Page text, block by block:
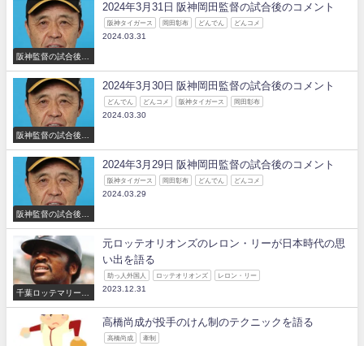
阪神監督の試合後の
2024年3月31日 阪神岡田監督の試合後のコメント
阪神タイガース 岡田彰布 どんでん どんコメ
2024.03.31
阪神監督の試合後の
2024年3月30日 阪神岡田監督の試合後のコメント
どんでん どんコメ 阪神タイガース 岡田彰布
2024.03.30
阪神監督の試合後の
2024年3月29日 阪神岡田監督の試合後のコメント
阪神タイガース 岡田彰布 どんでん どんコメ
2024.03.29
千葉ロッテマリーン
元ロッテオリオンズのレロン・リーが日本時代の思
い出を語る
助っ人外国人 ロッテオリオンズ レロン・リー
2023.12.31
高橋尚成が投手のけん制のテクニックを語る
高橋尚成 牽制